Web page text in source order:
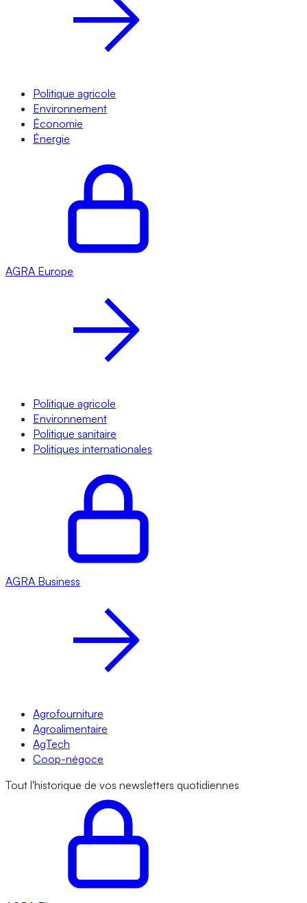
Politique agricole
Environnement
Économie
Énergie
AGRA Europe
Politique agricole
Environnement
Politique sanitaire
Politiques internationales
AGRA Business
Agrofourniture
Agroalimentaire
AgTech
Coop-négoce
Tout l'historique de vos newsletters quotidiennes